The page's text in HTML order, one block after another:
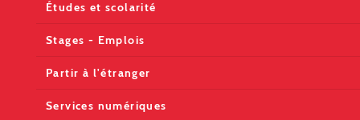
Études et scolarité
Stages - Emplois
Partir à l'étranger
Services numériques